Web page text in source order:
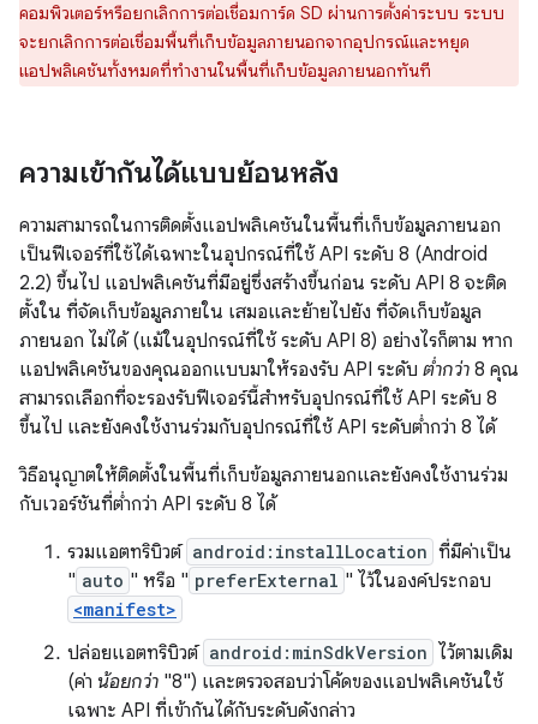
คอมพิวเตอร์หรือยกเลิกการต่อเชื่อมการ์ด SD ผ่านการตั้งค่าระบบ ระบบ
จะยกเลิกการต่อเชื่อมพื้นที่เก็บข้อมูลภายนอกจากอุปกรณ์และหยุด
แอปพลิเคชันทั้งหมดที่ทำงานในพื้นที่เก็บข้อมูลภายนอกทันที
ความเข้ากันได้แบบย้อนหลัง
ความสามารถในการติดตั้งแอปพลิเคชันในพื้นที่เก็บข้อมูลภายนอก
เป็นฟีเจอร์ที่ใช้ได้เฉพาะในอุปกรณ์ที่ใช้ API ระดับ 8 (Android
2.2) ขึ้นไป แอปพลิเคชันที่มีอยู่ซึ่งสร้างขึ้นก่อน ระดับ API 8 จะติด
ตั้งใน ที่จัดเก็บข้อมูลภายใน เสมอและย้ายไปยัง ที่จัดเก็บข้อมูล
ภายนอก ไม่ได้ (แม้ในอุปกรณ์ที่ใช้ ระดับ API 8) อย่างไรก็ตาม หาก
แอปพลิเคชันของคุณออกแบบมาให้รองรับ API ระดับ ต่ำกว่า 8 คุณ
สามารถเลือกที่จะรองรับฟีเจอร์นี้สำหรับอุปกรณ์ที่ใช้ API ระดับ 8
ขึ้นไป และยังคงใช้งานร่วมกับอุปกรณ์ที่ใช้ API ระดับต่ำกว่า 8 ได้
วิธีอนุญาตให้ติดตั้งในพื้นที่เก็บข้อมูลภายนอกและยังคงใช้งานร่วม
กับเวอร์ชันที่ต่ำกว่า API ระดับ 8 ได้
รวมแอตทริบิวต์ android:installLocation ที่มีค่าเป็น
" auto " หรือ " preferExternal " ไว้ในองค์ประกอบ
<manifest>
ปล่อยแอตทริบิวต์ android:minSdkVersion ไว้ตามเดิม
(ค่า น้อยกว่า "8") และตรวจสอบว่าโค้ดของแอปพลิเคชันใช้
เฉพาะ API ที่เข้ากันได้กับระดับดังกล่าว